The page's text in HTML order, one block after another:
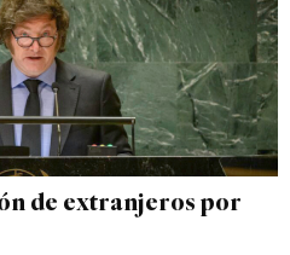
de extranjeros por